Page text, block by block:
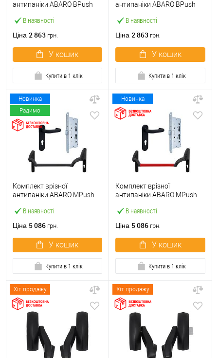
В наявності
антипаніки ABARO BPush
чорний із замком та ручкою
Ціна 2 863 грн.
У кошик
Купити в 1 клік
В наявності
антипаніки ABARO BPush
червоний із замком та
Ціна 2 863 грн.
У кошик
Купити в 1 клік
Новинка
Радимо
В наявності
Комплект врізної
антипаніки ABARO МPush
чорний із замком та ручкою
Ціна 5 086 грн.
У кошик
Купити в 1 клік
Новинка
В наявності
Комплект врізної
антипаніки ABARO МPush
червоний із замком та
Ціна 5 086 грн.
У кошик
Купити в 1 клік
Хіт продажу Хіт продажу